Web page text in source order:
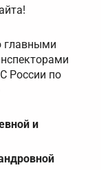
главными
России по
и